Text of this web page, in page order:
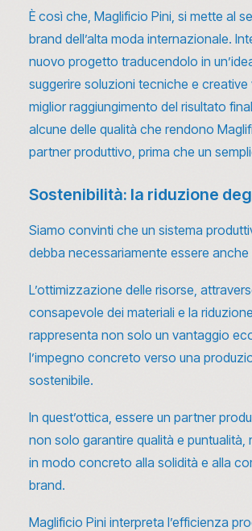
È così che, Maglificio Pini, si mette al
brand dell’alta moda internazionale.
nuovo progetto traducendolo in
suggerire soluzioni tecniche e creative
miglior raggiungimento del risultato
alcune delle qualità che rendono
partner produttivo, prima che un
Sostenibilità: la riduzione
Siamo convinti che un sistema
debba necessariamente essere anche
L’ottimizzazione delle risorse,
consapevole dei materiali e la
rappresenta non solo un vantaggio
l’impegno concreto verso una
sostenibile.
In quest’ottica, essere un partner
non solo garantire qualità e puntualità,
in modo concreto alla solidità e alla
brand.
Maglificio Pini interpreta l’efficienza